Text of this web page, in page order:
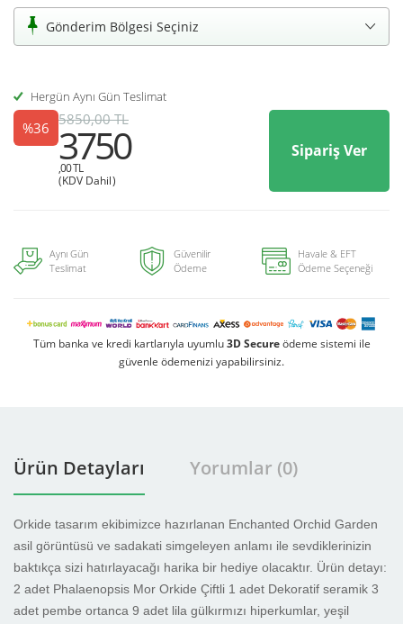
Gönderim Bölgesi Seçiniz
Hergün Aynı Gün Teslimat
%36 5850,00 TL
3750
,00 TL
(KDV Dahil)
Sipariş Ver
Aynı Gün
Teslimat
Güvenilir
Ödeme
Havale & EFT
Ödeme Seçeneği
Tüm banka ve kredi kartlarıyla uyumlu3D Secureödeme sistemi ile
güvenle ödemenizi yapabilirsiniz.
Ürün Detayları Yorumlar (0)
Orkide tasarım ekibimizce hazırlanan Enchanted Orchid Garden
asil görüntüsü ve sadakati simgeleyen anlamı ile sevdiklerinizin
baktıkça sizi hatırlayacağı harika bir hediye olacaktır. Ürün detayı:
2 adet Phalaenopsis Mor Orkide Çiftli 1 adet Dekoratif seramik 3
adet pembe ortanca 9 adet lila gülkırmızı hiperkumlar, yeşil